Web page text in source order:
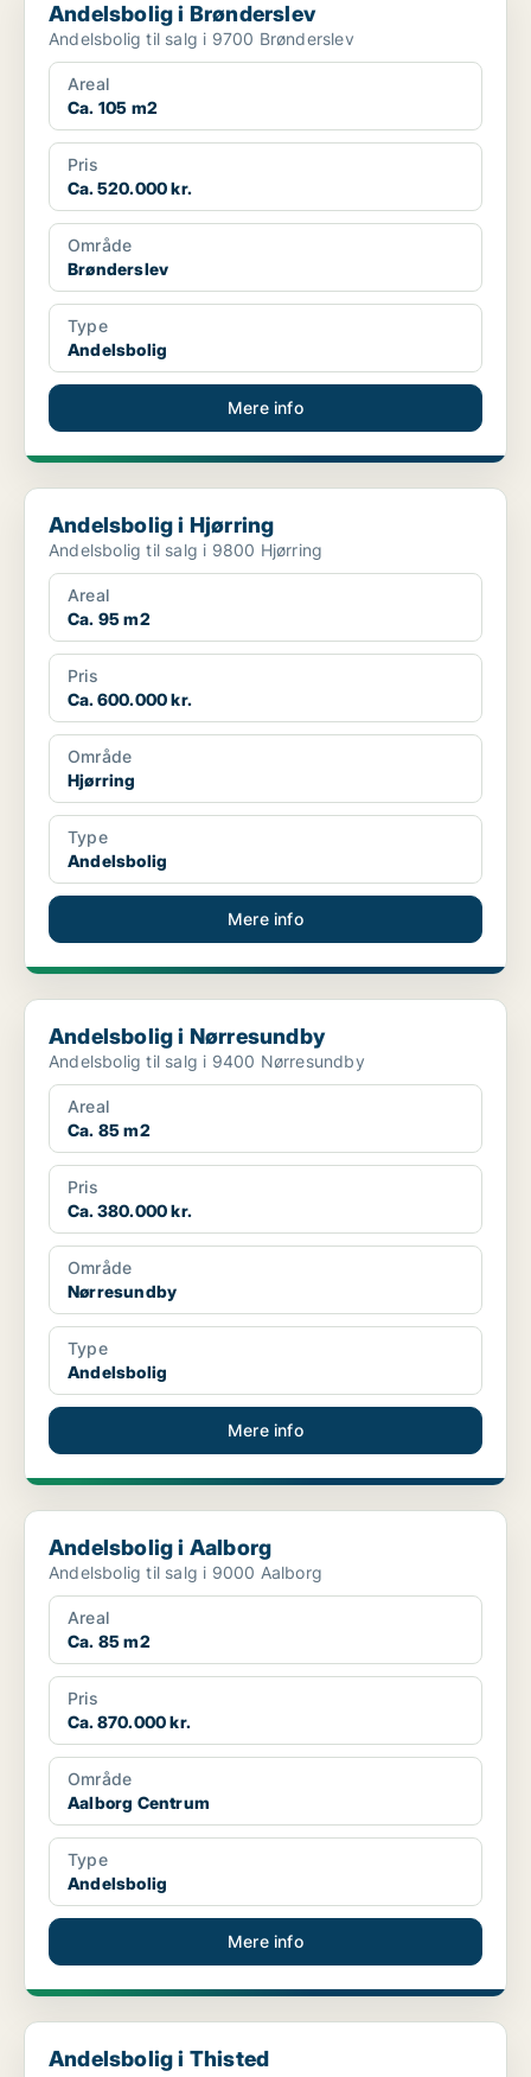
Andelsbolig i Brønderslev
Andelsbolig til salg i 9700 Brønderslev
Areal
Ca. 105 m2
Pris
Ca. 520.000 kr.
Område
Brønderslev
Type
Andelsbolig
Mere info
Andelsbolig i Hjørring
Andelsbolig i Hjørring
Andelsbolig til salg i 9800 Hjørring
Areal
Ca. 95 m2
Pris
Ca. 600.000 kr.
Område
Hjørring
Type
Andelsbolig
Mere info
Andelsbolig i Nørresundby
Andelsbolig i Nørresundby
Andelsbolig til salg i 9400 Nørresundby
Areal
Ca. 85 m2
Pris
Ca. 380.000 kr.
Område
Nørresundby
Type
Andelsbolig
Mere info
Andelsbolig i Aalborg
Andelsbolig i Aalborg
Andelsbolig til salg i 9000 Aalborg
Areal
Ca. 85 m2
Pris
Ca. 870.000 kr.
Område
Aalborg Centrum
Type
Andelsbolig
Mere info
Andelsbolig i Thisted
Andelsbolig i Thisted